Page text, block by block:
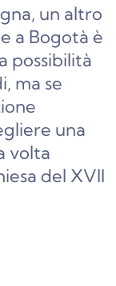
un altro
a Bogotà è
possibilità
ma se
una
volta
del XVII